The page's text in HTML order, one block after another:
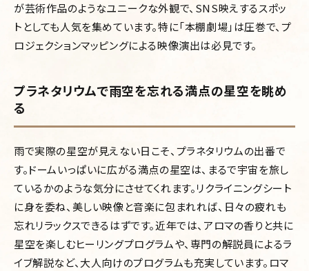
が芸術作品のようなユニークな外観で、SNS映えするスポッ
トとしても人気を集めています。特に「本棚劇場」は圧巻で、プ
ロジェクションマッピングによる映像演出は必見です。
プラネタリウムで雨空を忘れる満点の星空を眺め
る
雨で実際の星空が見えない日こそ、プラネタリウムの出番で
す。ドームいっぱいに広がる満点の星空は、まるで宇宙を旅し
ているかのような気分にさせてくれます。リクライニングシート
に身を委ね、美しい映像と音楽に包まれれば、日々の疲れも
忘れリラックスできるはずです。近年では、アロマの香りと共に
星空を楽しむヒーリングプログラムや、専門の解説員によるラ
イブ解説など、大人向けのプログラムも充実しています。ロマ